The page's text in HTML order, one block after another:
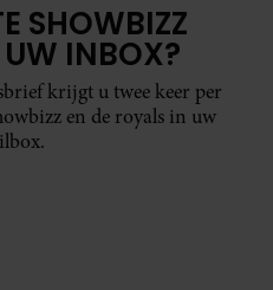
SHOWBIZZ
INBOX?
krijgt u twee keer per
en de royals in uw